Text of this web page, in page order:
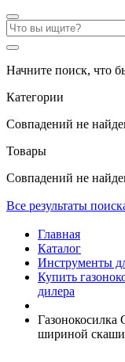
Начните поиск, что
Категории
Совпадений не
Товары
Совпадений не
Все результаты
Главная
Каталог
Инструменты
Купить
дилера
шириной